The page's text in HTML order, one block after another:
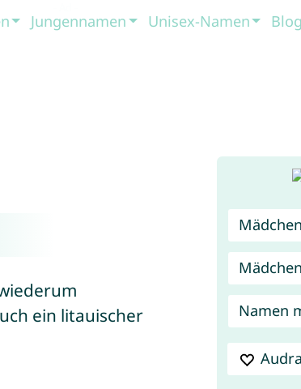
Jungennamen Unisex-Namen Blog
Namen
ein litauischer